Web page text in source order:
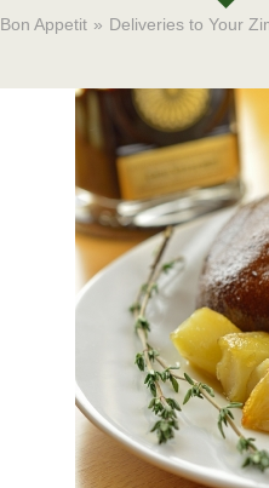
Bon Appetit » Deliveries to Your